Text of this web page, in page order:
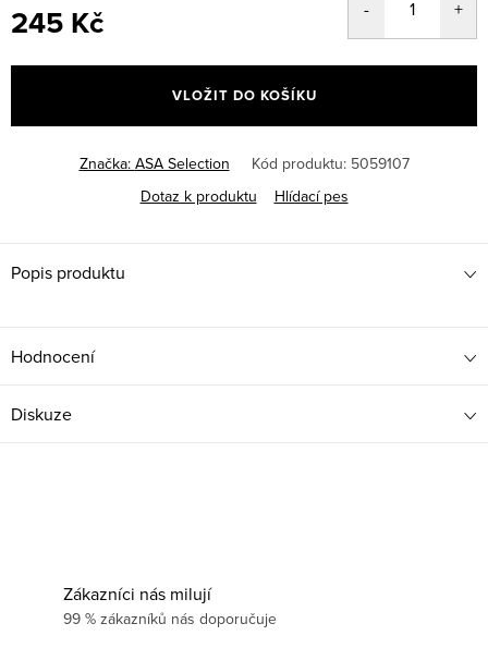
245 Kč
cena:
VLOŽIT DO KOŠÍKU
Značka: ASA Selection Kód produktu: 5059107
Dotaz k produktu
Hlídací pes
Popis produktu
Hodnocení
Diskuze
Zákazníci nás milují
99 % zákazníků nás doporučuje